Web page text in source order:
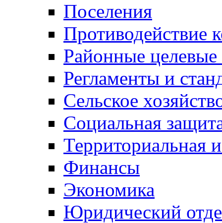
Поселения
Противодействие
Районные
Регламенты и
Сельское
Социальная
Территориальная
Финансы
Экономика
Юридический